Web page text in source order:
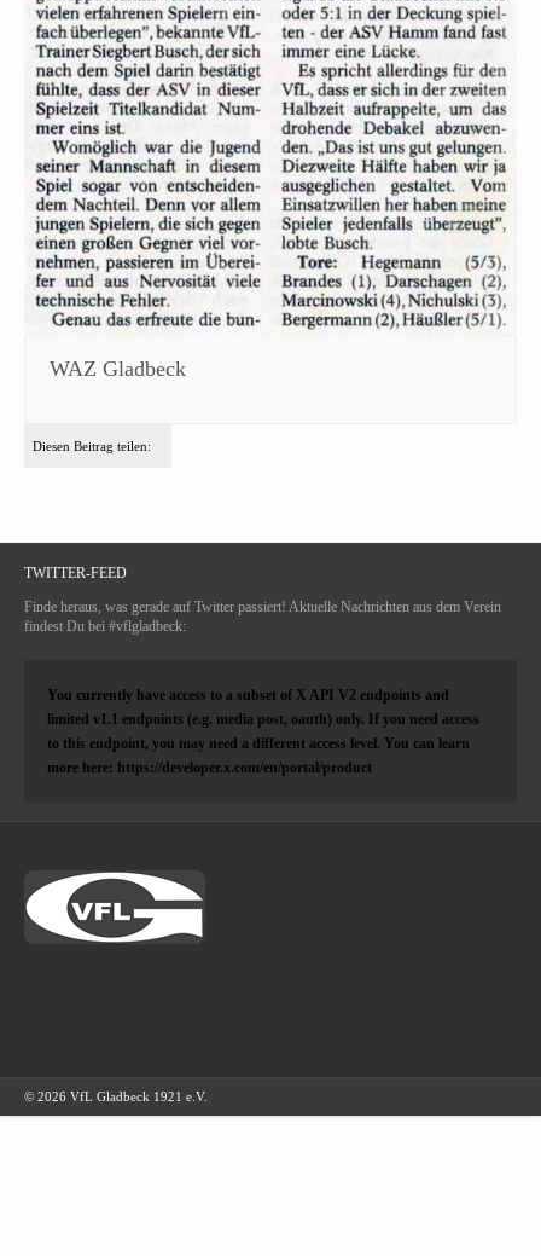
WAZ Gladbeck
Diesen Beitrag teilen:
TWITTER-FEED
Finde heraus, was gerade auf Twitter passiert! Aktuelle Nachrichten aus dem Verein
findest Du bei #vflgladbeck:
You currently have access to a subset of X API V2 endpoints and
limited v1.1 endpoints (e.g. media post, oauth) only. If you need access
to this endpoint, you may need a different access level. You can learn
more here: https://developer.x.com/en/portal/product
© 2026 VfL Gladbeck 1921 e.V.